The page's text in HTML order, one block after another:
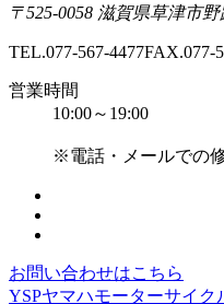
〒525-0058 滋賀県草津市
TEL.077-567-4477FAX.077-
営業時間
10:00～19:00
※電話・メールでの
お問い合わせはこちら
YSPヤマハモーターサイク